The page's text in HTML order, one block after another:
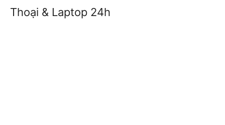
Thoại & Laptop 24h